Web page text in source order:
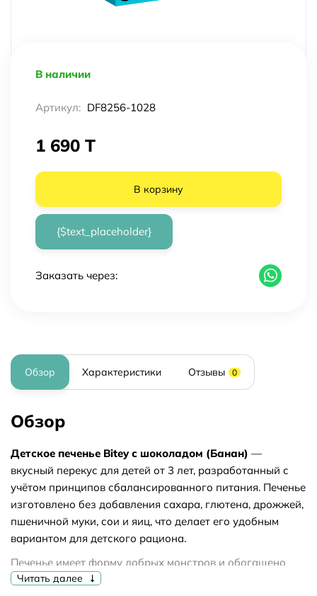
В наличии
Артикул: DF8256-1028
1 690 T
В корзину
{$text_placeholder}
Заказать через:
Обзор Характеристики Отзывы 0
Обзор
Детское печенье Bitey с шоколадом (Банан) —
вкусный перекус для детей от 3 лет, разработанный с
учётом принципов сбалансированного питания. Печенье
изготовлено без добавления сахара, глютена, дрожжей,
пшеничной муки, сои и яиц, что делает его удобным
вариантом для детского рациона.
Печенье имеет форму добрых монстров и обогащено
кальцием и витаминами, необходимыми для
Читать далее